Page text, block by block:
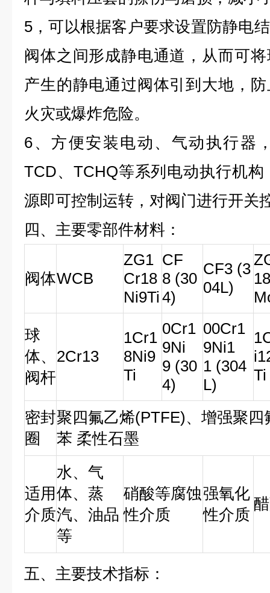
5，可以根据客户要求设置防静电
阀体之间形成静电通道，从而可
产生的静电通过阀体引到大地，
火灾或爆炸危险。
6、方便安装电动、气动执行器
TCD、 TCHQ等系列电动执行机构
源即可控制运转，对阀门进行开关
四、主要零部件材料：
阀体WCB
ZG1
Cr18
Ni9Ti
CF
8 (30
4)
CF3 (3
04L)
球
体、
阀杆
2Cr13
1Cr1
8Ni9
Ti
0Cr1
9Ni
9 (30
4)
00Cr1
9Ni1
1 (304
L)
Ti
密封
圈
聚四氟乙烯(PTFE)、增强聚
苯 柔性石墨
适用
介质
水、气
体、蒸
汽、油品
等
硝酸等腐蚀
性介质
强氧化
性介质
五、主要技术指标：